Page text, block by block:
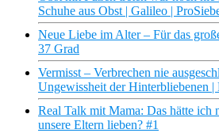
Schuhe aus Obst | Galileo |
Neue Liebe im Alter – Für das
37 Grad
Vermisst – Verbrechen nie
Ungewissheit der Hinterbliebenen
Real Talk mit Mama: Das hätte ich
unsere Eltern lieben? #1